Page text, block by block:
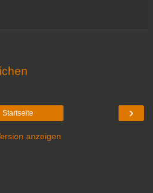
›
Startseite
anzeigen